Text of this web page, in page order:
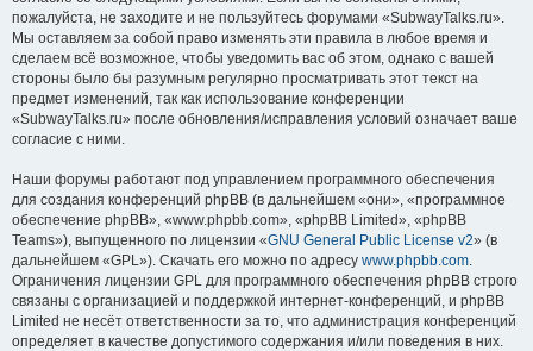
пожалуйста, не заходите и не пользуйтесь форумами «SubwayTalks.ru».
Мы оставляем за собой право изменять эти правила в любое время и
сделаем всё возможное, чтобы уведомить вас об этом, однако с вашей
стороны было бы разумным регулярно просматривать этот текст на
предмет изменений, так как использование конференции
«SubwayTalks.ru» после обновления/исправления условий означает ваше
согласие с ними.
Наши форумы работают под управлением программного обеспечения
для создания конференций phpBB (в дальнейшем «они», «программное
обеспечение phpBB», «www.phpbb.com», «phpBB Limited», «phpBB
Teams»), выпущенного по лицензии «GNU General Public License v2» (в
дальнейшем «GPL»). Скачать его можно по адресу www.phpbb.com.
Ограничения лицензии GPL для программного обеспечения phpBB строго
связаны с организацией и поддержкой интернет-конференций, и phpBB
Limited не несёт ответственности за то, что администрация конференций
определяет в качестве допустимого содержания и/или поведения в них.